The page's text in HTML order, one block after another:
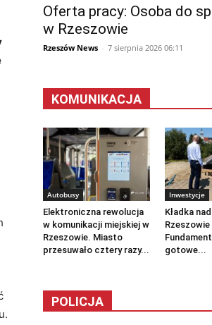
Oferta pracy: Osoba do
w Rzeszowie
Rzeszów News - 7 sierpnia 2026 06:11
KOMUNIKACJA
Autobusy
Elektroniczna rewolucja
w komunikacji miejskiej w
Rzeszowie. Miasto
przesuwało cztery razy...
Inwestycje
Kładka
gotowe...
POLICJA